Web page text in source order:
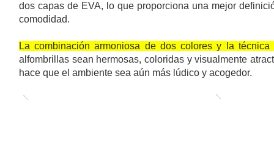
dos capas de EVA, lo que proporciona una mejor
comodidad.
La combinación armoniosa de dos colores y la
alfombrillas sean hermosas, coloridas y visualmente
hace que el ambiente sea aún más lúdico y acogedor.